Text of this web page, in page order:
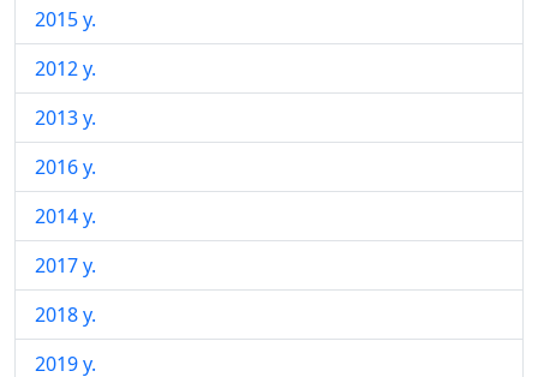
2015 y.
2012 y.
2013 y.
2016 y.
2014 y.
2017 y.
2018 y.
2019 y.